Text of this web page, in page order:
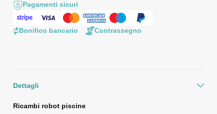
Pagamenti sicuri
Bonifico bancario Contrassegno
Dettagli
Ricambi robot piscine